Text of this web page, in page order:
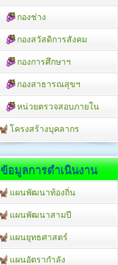
กองช่าง
กองสวัสดิการสังคม
กองการศึกษาฯ
กองสาธารณสุขฯ
หน่วยตรวจสอบภายใน
โครงสร้างบุคลากร
ข้อมูลการดำเนินงาน
แผนพัฒนาท้องถิ่น
แผนพัฒนาสามปี
แผนยุทธศาสตร์
แผนอัตรากำลัง